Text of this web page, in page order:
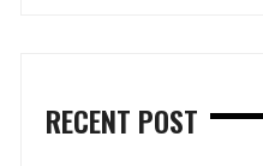
RECENT POST